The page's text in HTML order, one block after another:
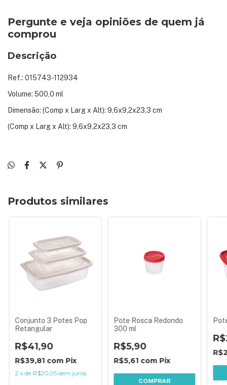
Pergunte e veja opiniões de quem já
comprou
Descrição
Ref.: 015743-112934
Volume: 500,0 ml
Dimensão: (Comp x Larg x Alt): 9,6x9,2x23,3 cm
(Comp x Larg x Alt): 9,6x9,2x23,3 cm
Produtos similares
Conjunto 3 Potes Pop
Retangular
R$41,90
R$39,81 com Pix
2 xde R$20,95 sem juros
Pote Rosca Redondo
300 ml
R$5,90
R$5,61 com Pix
COMPRAR